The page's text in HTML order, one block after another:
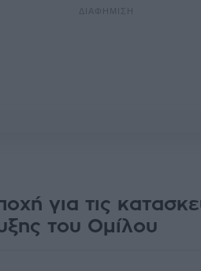
για τις
του Ομίλου